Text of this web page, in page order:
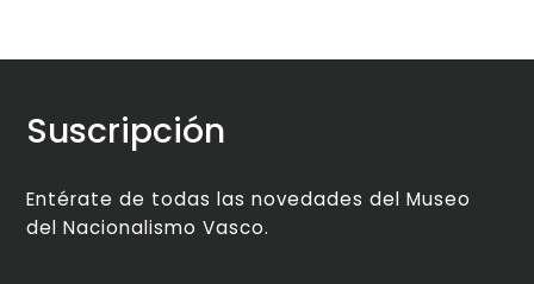
Suscripción
Entérate de todas las novedades del Museo
del Nacionalismo Vasco.